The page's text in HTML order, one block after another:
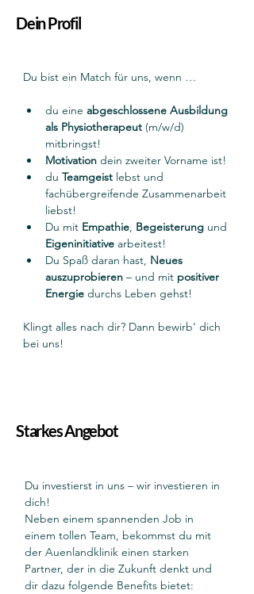
Dein Profil
Du bist ein Match für uns, wenn …
du eine abgeschlossene Ausbildung
als Physiotherapeut (m/w/d)
mitbringst!
Motivation dein zweiter Vorname ist!
du Teamgeist lebst und
fachübergreifende Zusammenarbeit
liebst!
Du mit Empathie, Begeisterung und
Eigeninitiative arbeitest!
Du Spaß daran hast, Neues
auszuprobieren – und mit positiver
Energie durchs Leben gehst!
Klingt alles nach dir? Dann bewirb‘ dich
bei uns!
Starkes Angebot
Du investierst in uns – wir investieren in
dich!
Neben einem spannenden Job in
einem tollen Team, bekommst du mit
der Auenlandklinik einen starken
Partner, der in die Zukunft denkt und
dir dazu folgende Benefits bietet: